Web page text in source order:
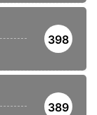
398
389